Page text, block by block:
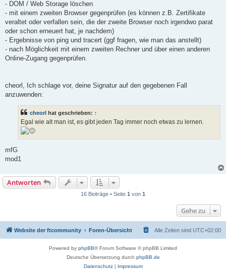
- DOM / Web Storage löschen
- mit einem zweiten Browser gegenprüfen (es können z.B. Zertifikate
veraltet oder verfallen sein, die der zweite Browser noch irgendwo parat
oder schon erneuert hat, je nachdem)
- Ergebnisse von ping und tracert (ggf fragen, wie man das anstellt)
- nach Möglichkeit mit einem zweiten Rechner und über einen anderen
Online-Zugang gegenprüfen.
cheorl, Ich schlage vor, deine Signatur auf den gegebenen Fall
anzuwenden:
cheorl hat geschrieben: ↑
Egal wie alt man ist, es gibt jeden Tag immer noch etwas zu lernen.
mfG
mod1
Antworten
16 Beiträge • Seite 1 von 1
Gehe zu
Website der ftcommunity Foren-Übersicht Alle Zeiten sind UTC+02:00
Powered by phpBB® Forum Software © phpBB Limited
Deutsche Übersetzung durch phpBB.de
Datenschutz| Impressum